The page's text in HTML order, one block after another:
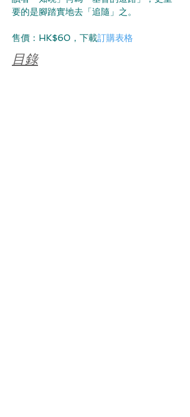
要的是腳踏實地去「追隨」之。
售價：HK$60，下載訂購表格
目錄